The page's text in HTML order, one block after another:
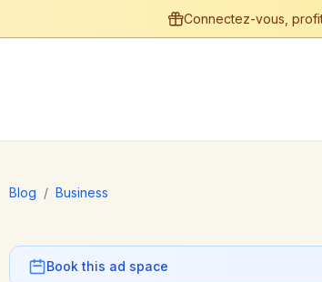
Connectez-vous,
Blog / Business
Book this ad space